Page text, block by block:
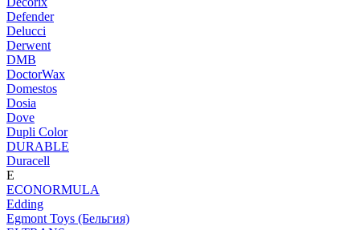
Defender
Delucci
Derwent
DMB
DoctorWax
Domestos
Dosia
Dove
Dupli Color
DURABLE
Duracell
E
ECONORMULA
Edding
Egmont Toys (Бельгия)